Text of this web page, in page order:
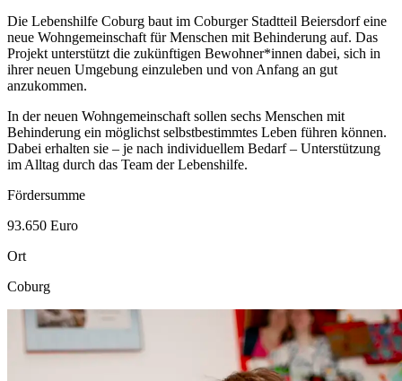
Die Lebenshilfe Coburg baut im Coburger Stadtteil Beiersdorf eine
neue Wohngemeinschaft für Menschen mit Behinderung auf. Das
Projekt unterstützt die zukünftigen Bewohner*innen dabei, sich in
ihrer neuen Umgebung einzuleben und von Anfang an gut
anzukommen.
In der neuen Wohngemeinschaft sollen sechs Menschen mit
Behinderung ein möglichst selbstbestimmtes Leben führen können.
Dabei erhalten sie – je nach individuellem Bedarf – Unterstützung
im Alltag durch das Team der Lebenshilfe.
Fördersumme
93.650 Euro
Ort
Coburg